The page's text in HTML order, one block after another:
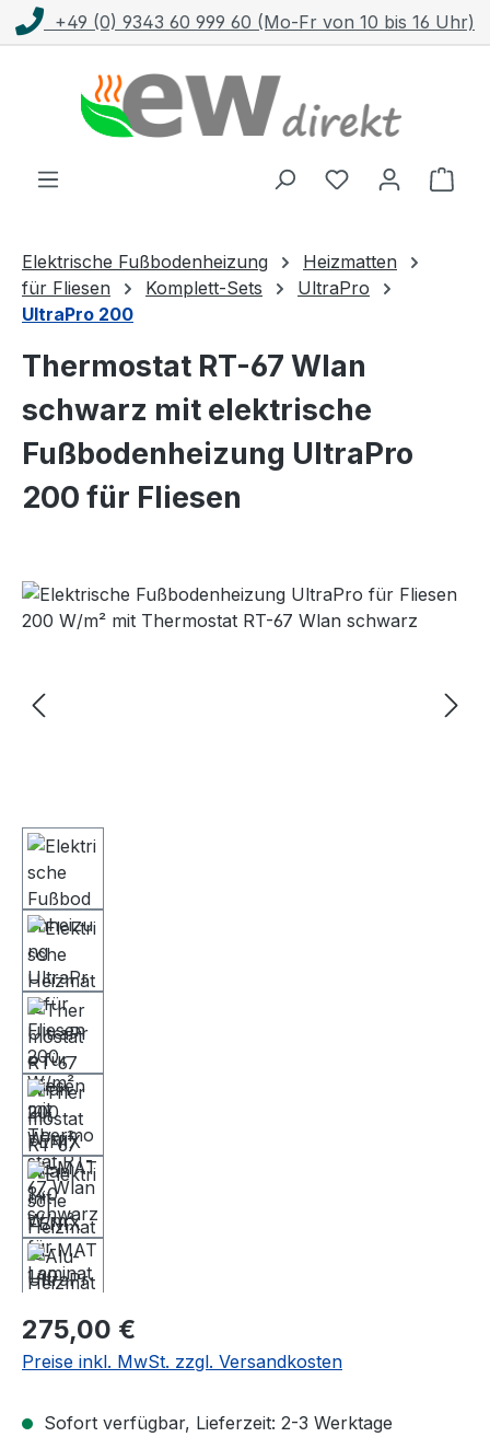
Zum Hauptinhalt springen
+49 (0) 9343 60 999 60 (Mo-Fr von 10 bis 16 Uhr)
Elektrische Fußbodenheizung
Heizmatten
für Fliesen
Komplett-Sets
UltraPro
UltraPro 200
Thermostat RT-67 Wlan
schwarz mit elektrische
Fußbodenheizung UltraPro
200 für Fliesen
Bildergalerie überspringen
Regulärer Preis:
275,00 €
Preise inkl. MwSt. zzgl. Versandkosten
Sofort verfügbar, Lieferzeit: 2-3 Werktage